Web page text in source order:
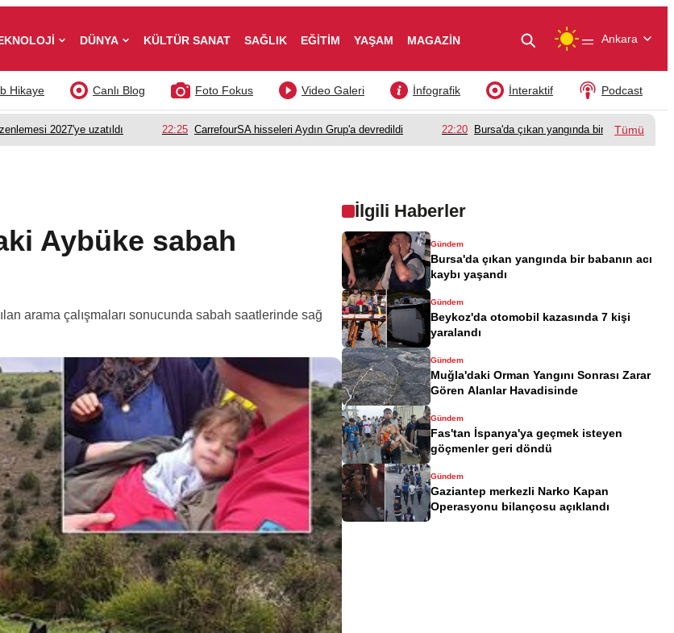
DÜNYA KÜLTÜR SANAT SAĞLIK EĞİTİM YAŞAM MAGAZİN — Ankara
Podcast
İnteraktif
İnfografik
Video Galeri
Foto Fokus
Canlı Blog
Hikaye
2027'ye uzatıldı 22:25 CarrefourSA hisseleri Aydın Grup'a devredildi 22:20 Bursa'da çıkan yangında bir babanın acı
Tümü
Aybüke sabah
arama çalışmaları sonucunda sabah saatlerinde sağ
İlgili Haberler
Gündem
Bursa'da çıkan yangında bir babanın acı
kaybı yaşandı
Gündem
Beykoz'da otomobil kazasında 7 kişi
yaralandı
Gündem
Muğla'daki Orman Yangını Sonrası Zarar
Gören Alanlar Havadisinde
Gündem
Fas'tan İspanya'ya geçmek isteyen
göçmenler geri döndü
Gündem
Gaziantep merkezli Narko Kapan
Operasyonu bilançosu açıklandı